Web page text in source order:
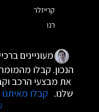
קרייזלר
רנו
מעוניינים
הנכון. קבלו
את מבצעי הרכב
שלנו. קבלו